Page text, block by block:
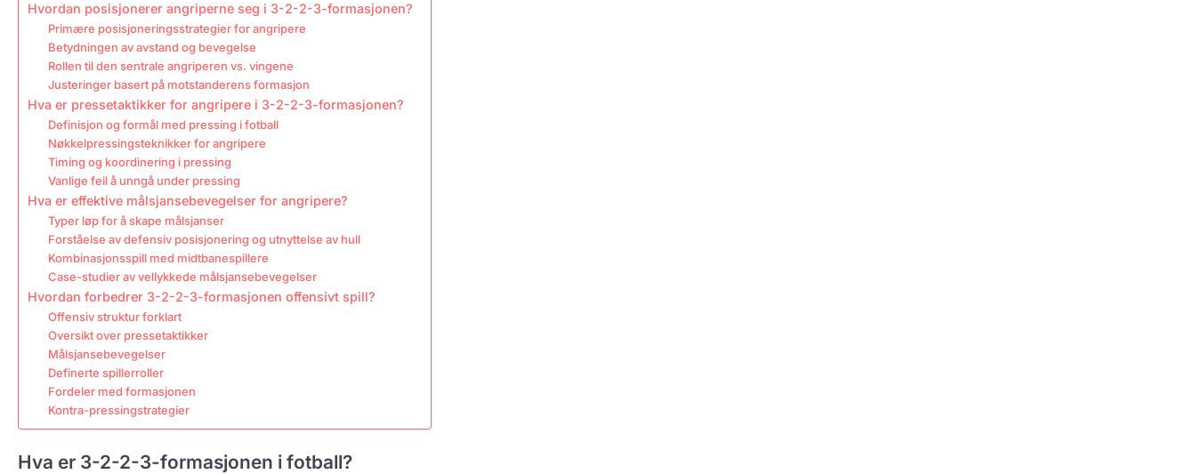
Hvordan posisjonerer angriperne seg i 3-2-2-3-formasjonen?
Primære posisjoneringsstrategier for angripere
Betydningen av avstand og bevegelse
Rollen til den sentrale angriperen vs. vingene
Justeringer basert på motstanderens formasjon
Hva er pressetaktikker for angripere i 3-2-2-3-formasjonen?
Definisjon og formål med pressing i fotball
Nøkkelpressingsteknikker for angripere
Timing og koordinering i pressing
Vanlige feil å unngå under pressing
Hva er effektive målsjansebevegelser for angripere?
Typer løp for å skape målsjanser
Forståelse av defensiv posisjonering og utnyttelse av hull
Kombinasjonsspill med midtbanespillere
Case-studier av vellykkede målsjansebevegelser
Hvordan forbedrer 3-2-2-3-formasjonen offensivt spill?
Offensiv struktur forklart
Oversikt over pressetaktikker
Målsjansebevegelser
Definerte spillerroller
Fordeler med formasjonen
Kontra-pressingstrategier
Hva er 3-2-2-3-formasjonen i fotball?